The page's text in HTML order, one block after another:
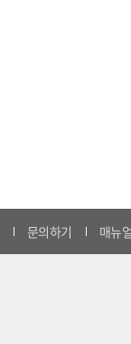
문의하기 매뉴